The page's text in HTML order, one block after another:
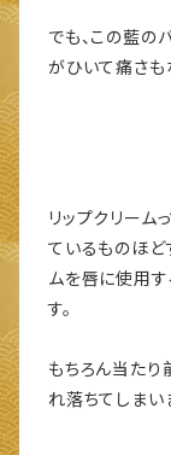
でも、この藍の
がひいて痛さも
リップクリーム
ているものほど
ムを唇に使用す
す。
もちろん当たり
れ落ちてしまい